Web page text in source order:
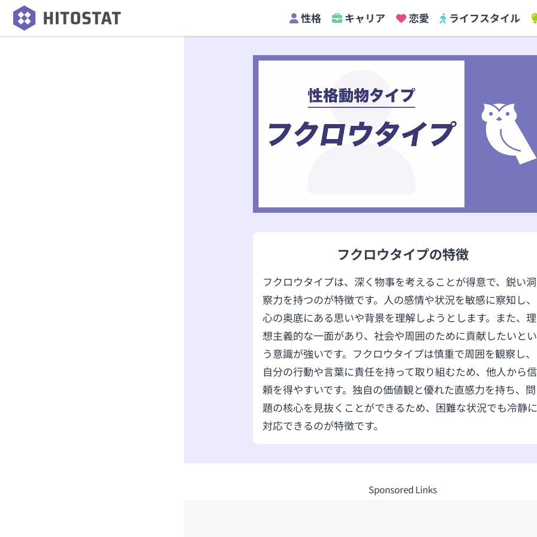
性格 キャリア 恋愛 ライフスタイル
フクロウタイプの特徴
フクロウタイプは、深く物事を考えることが得意で、鋭い洞
察力を持つのが特徴です。人の感情や状況を敏感に察知し、
心の奥底にある思いや背景を理解しようとします。また、理
想主義的な一面があり、社会や周囲のために貢献したいとい
う意識が強いです。フクロウタイプは慎重で周囲を観察し、
自分の行動や言葉に責任を持って取り組むため、他人から信
頼を得やすいです。独自の価値観と優れた直感力を持ち、問
題の核心を見抜くことができるため、困難な状況でも冷静に
対応できるのが特徴です。
Sponsored Links